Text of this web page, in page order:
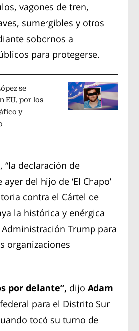
vagones de tren,
sumergibles y otros
sobornos a
para protegerse.
se
EU, por los
y
“la declaración de
del hijo de ‘El Chapo’
contra el Cártel de
la histórica y enérgica
Trump para
organizaciones
por delante”, dijo Adam
para el Distrito Sur
tocó su turno de